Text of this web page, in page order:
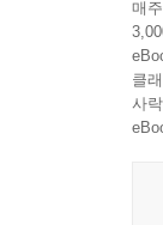
매
클
사